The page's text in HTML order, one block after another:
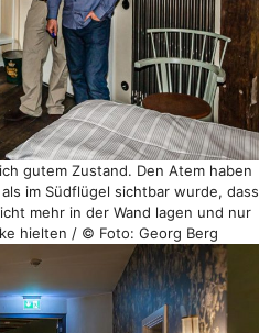
gutem Zustand. Den Atem haben
im Südflügel sichtbar wurde, dass
mehr in der Wand lagen und nur
hielten / © Foto: Georg Berg